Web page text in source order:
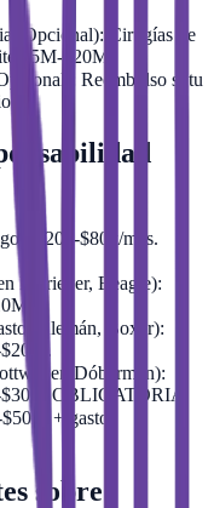
(Opcional): Cirugías de
$5M-$20M.
Reembolso si tu
$20k-$80k/mes.
Retriever, Beagle):
Alemán, Boxer):
Dóberman):
OBLIGATORIA.
+ gastos
sobre